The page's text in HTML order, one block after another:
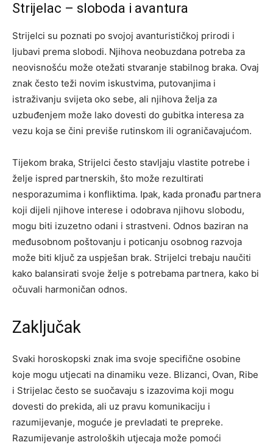
Strijelac – sloboda i avantura
Strijelci su poznati po svojoj avanturističkoj prirodi i
ljubavi prema slobodi. Njihova neobuzdana potreba za
neovisnošću može otežati stvaranje stabilnog braka. Ovaj
znak često teži novim iskustvima, putovanjima i
istraživanju svijeta oko sebe, ali njihova želja za
uzbuđenjem može lako dovesti do gubitka interesa za
vezu koja se čini previše rutinskom ili ograničavajućom.
Tijekom braka, Strijelci često stavljaju vlastite potrebe i
želje ispred partnerskih, što može rezultirati
nesporazumima i konfliktima. Ipak, kada pronađu partnera
koji dijeli njihove interese i odobrava njihovu slobodu,
mogu biti izuzetno odani i strastveni. Odnos baziran na
međusobnom poštovanju i poticanju osobnog razvoja
može biti ključ za uspješan brak. Strijelci trebaju naučiti
kako balansirati svoje želje s potrebama partnera, kako bi
očuvali harmoničan odnos.
Zaključak
Svaki horoskopski znak ima svoje specifične osobine
koje mogu utjecati na dinamiku veze. Blizanci, Ovan, Ribe
i Strijelac često se suočavaju s izazovima koji mogu
dovesti do prekida, ali uz pravu komunikaciju i
razumijevanje, moguće je prevladati te prepreke.
Razumijevanje astroloških utjecaja može pomoći